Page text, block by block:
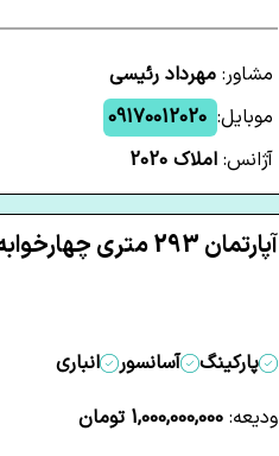
مشاور: مهرداد رئیسی
موبایل: 09170012020
آژانس: املاک 2020
آپارتمان 293 متری چهارخوابه در قصردشت شیراز
پارکینگ آسانسور
انباری
ودیعه: 1,000,000,000 تومان